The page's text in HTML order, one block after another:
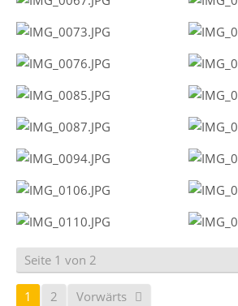
Seite 1 von 2
1 2 Vorwärts